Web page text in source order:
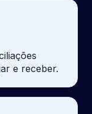
e receber.